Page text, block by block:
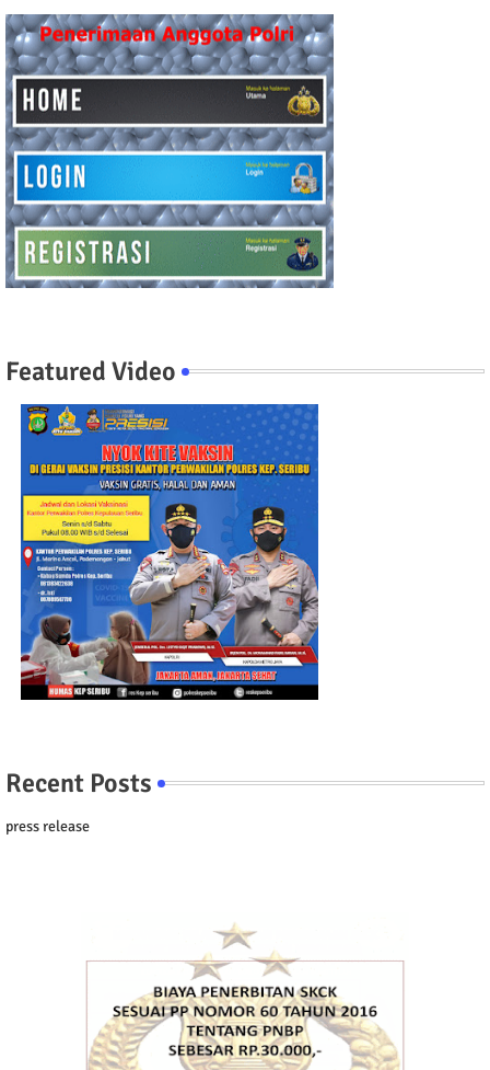
Featured Video
Recent Posts
press release